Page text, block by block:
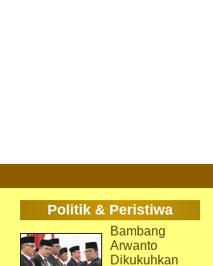
Politik & Peristiwa
Bambang
Arwanto
Dikukuhkan